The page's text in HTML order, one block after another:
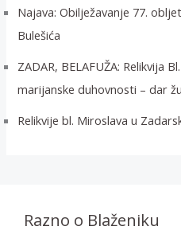
Najava: Obilježavanje 77.
Bulešića
ZADAR, BELAFUŽA: Relikvija
marijanske duhovnosti – dar
Relikvije bl. Miroslava u
Razno o Blaženiku